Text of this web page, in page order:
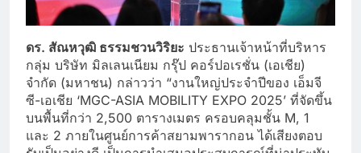
ดร. สัณหวุฒิ ธรรมชวนวิริยะ ประธานเจ้าหน้าที่บริหาร
กลุ่ม บริษัท มิลเลนเนียม กรุ๊ป คอร์ปอเรชั่น (เอเชีย)
จำกัด (มหาชน) กล่าวว่า “งานใหญ่ประจำปีของ เอ็มจี
ซี-เอเชีย ‘MGC-ASIA MOBILITY EXPO 2025’ ที่จัดขึ้น
บนพื้นที่กว่า 2,500 ตารางเมตร ครอบคลุมชั้น M, 1
และ 2 ภายในศูนย์การค้าสยามพารากอน ได้เสียงตอบ